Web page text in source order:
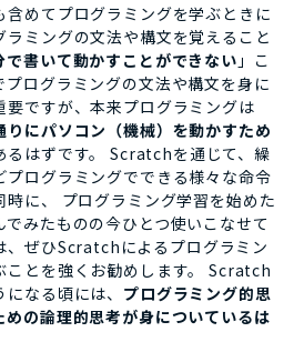
めてプログラミングを学ぶときに
ラミングの文法や構文を覚えること
で書いて動かすことができない 」こ
プログラミングの文法や構文を身に
ですが、本来プログラミングは
りにパソコン（機械）を動かすため
るはずです。 Scratchを通じて、繰
プログラミングでできる様々な命令
時に、 プログラミング学習を始めた
みたものの今ひとつ使いこなせて
、ぜひScratchによるプログラミン
ことを強くお勧めします。 Scratch
なる頃には、 プログラミング的思
の論理的思考が身についているは